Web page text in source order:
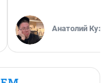
Анатолий